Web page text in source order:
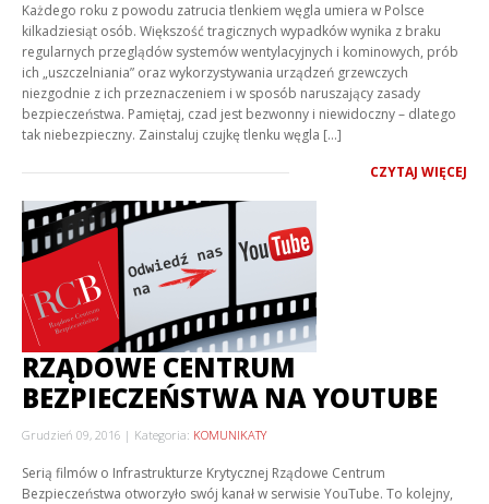
Każdego roku z powodu zatrucia tlenkiem węgla umiera w Polsce
kilkadziesiąt osób. Większość tragicznych wypadków wynika z braku
regularnych przeglądów systemów wentylacyjnych i kominowych, prób
ich „uszczelniania” oraz wykorzystywania urządzeń grzewczych
niezgodnie z ich przeznaczeniem i w sposób naruszający zasady
bezpieczeństwa. Pamiętaj, czad jest bezwonny i niewidoczny – dlatego
tak niebezpieczny. Zainstaluj czujkę tlenku węgla […]
CZYTAJ WIĘCEJ
RZĄDOWE CENTRUM
BEZPIECZEŃSTWA NA YOUTUBE
Grudzień 09, 2016 Kategoria: KOMUNIKATY
Serią filmów o Infrastrukturze Krytycznej Rządowe Centrum
Bezpieczeństwa otworzyło swój kanał w serwisie YouTube. To kolejny,